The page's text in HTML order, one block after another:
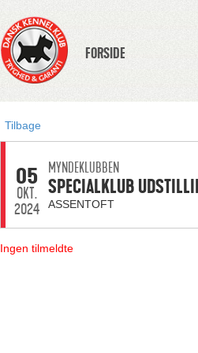
FORSIDE
Tilbage
05
OKT.
2024
MYNDEKLUBBEN
SPECIALKLUB
ASSENTOFT
Ingen tilmeldte